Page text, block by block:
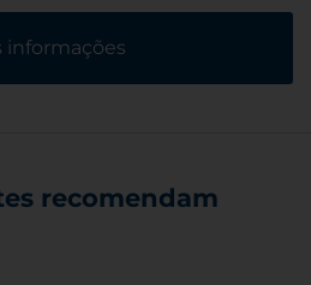
informações
recomendam